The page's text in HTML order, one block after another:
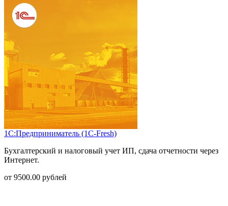
1С:Предприниматель (1С-Fresh)
Бухгалтерский и налоговый учет ИП, сдача отчетности через
Интернет.
от 9500.00 рублей